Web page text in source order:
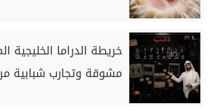
خريطة الدراما الخليجية
مشوقة وتجارب شبابية